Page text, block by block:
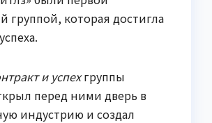
группой, которая достигла
и успехгруппы
перед ними дверь в
индустрию и создал